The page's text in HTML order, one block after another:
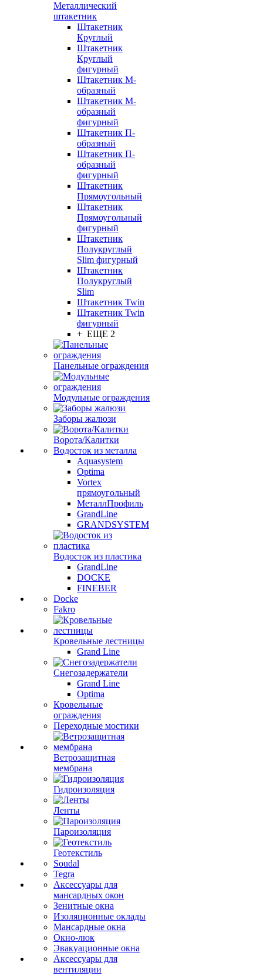
Металлический
штакетник
Штакетник
Круглый
Штакетник
Круглый
фигурный
Штакетник М-
образный
Штакетник М-
образный
фигурный
Штакетник П-
образный
Штакетник П-
образный
фигурный
Штакетник
Прямоугольный
Штакетник
Прямоугольный
фигурный
Штакетник
Полукруглый
Slim фигурный
Штакетник
Полукруглый
Slim
Штакетник Twin
Штакетник Twin
фигурный
+ ЕЩЕ 2
Панельные ограждения
Модульные ограждения
Заборы жалюзи
Ворота/Калитки
Водосток из металла
Aquasystem
Optima
Vortex
прямоугольный
МеталлПрофиль
GrandLine
GRANDSYSTEM
Водосток из пластика
GrandLine
DOCKE
FINEBER
Docke
Fakro
Кровельные лестницы
Grand Line
Снегозадержатели
Grand Line
Optima
Кровельные
ограждения
Переходные мостики
Ветрозащитная
мембрана
Гидроизоляция
Ленты
Пароизоляция
Геотекстиль
Soudal
Tegra
Аксессуары для
мансардных окон
Зенитные окна
Изоляционные оклады
Мансардные окна
Окно-люк
Эвакуационные окна
Аксессуары для
вентиляции